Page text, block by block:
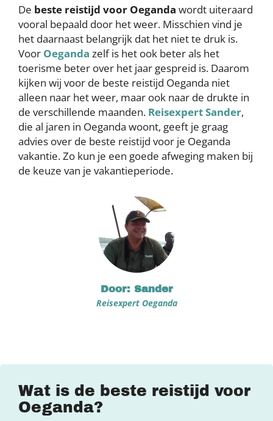
De beste reistijd voor Oeganda wordt uiteraard
vooral bepaald door het weer. Misschien vind je
het daarnaast belangrijk dat het niet te druk is.
Voor Oeganda zelf is het ook beter als het
toerisme beter over het jaar gespreid is. Daarom
kijken wij voor de beste reistijd Oeganda niet
alleen naar het weer, maar ook naar de drukte in
de verschillende maanden. Reisexpert Sander,
die al jaren in Oeganda woont, geeft je graag
advies over de beste reistijd voor je Oeganda
vakantie. Zo kun je een goede afweging maken bij
de keuze van je vakantieperiode.
Door: Sander
Reisexpert Oeganda
Wat is de beste reistijd voor
Oeganda?